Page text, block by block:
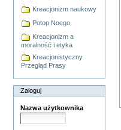
Kreacjonizm naukowy
Potop Noego
Kreacjonizm a
moralność i etyka
Kreacjonistyczny
Przegląd Prasy
Zaloguj
Nazwa użytkownika